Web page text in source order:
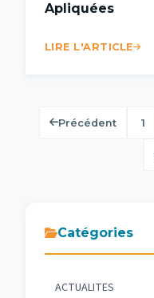
Catégories
ACTUALITES
Apliquées
LIRE L'ARTICLE
Pagination
Précédent 1